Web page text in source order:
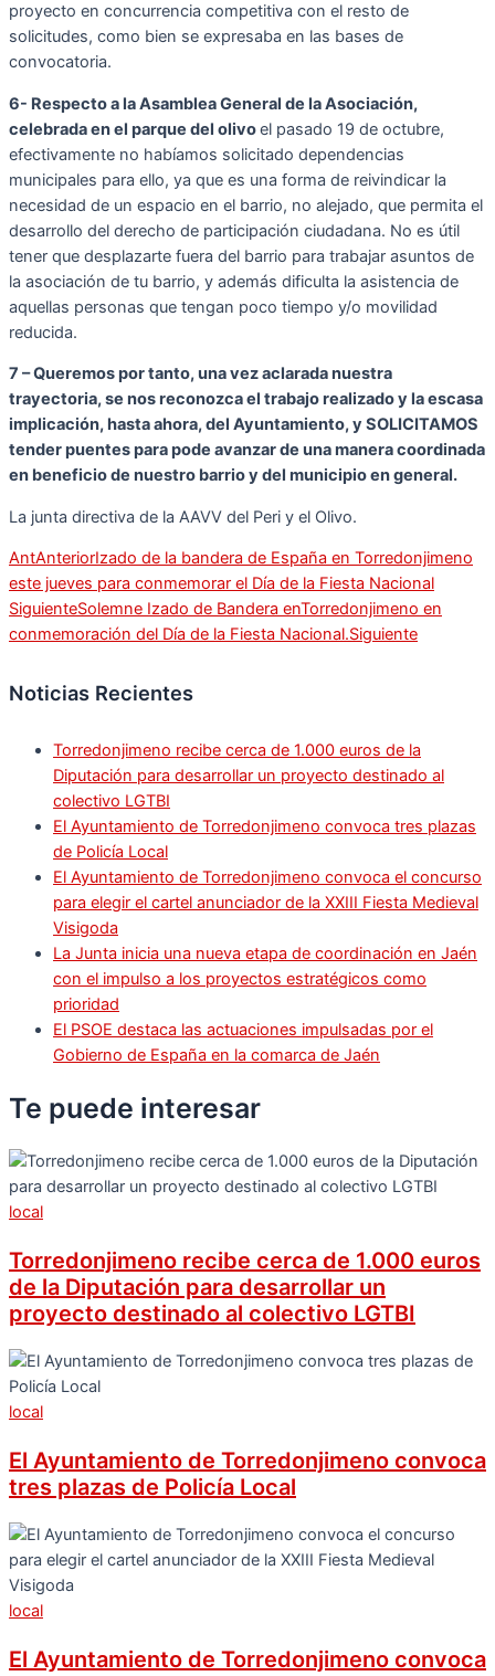
proyecto en concurrencia competitiva con el resto de
solicitudes, como bien se expresaba en las bases de
convocatoria.
6- Respecto a la Asamblea General de la Asociación,
celebrada en el parque del olivoel pasado 19 de octubre,
efectivamente no habíamos solicitado dependencias
municipales para ello, ya que es una forma de reivindicar la
necesidad de un espacio en el barrio, no alejado, que permita el
desarrollo del derecho de participación ciudadana. No es útil
tener que desplazarte fuera del barrio para trabajar asuntos de
la asociación de tu barrio, y además dificulta la asistencia de
aquellas personas que tengan poco tiempo y/o movilidad
reducida.
7 – Queremos por tanto, una vez aclarada nuestra
trayectoria, se nos reconozca el trabajo realizado y la escasa
implicación, hasta ahora, del Ayuntamiento, y SOLICITAMOS
tender puentes para pode avanzar de una manera coordinada
en beneficio de nuestro barrio y del municipio en general.
La junta directiva de la AAVV del Peri y el Olivo.
AntAnteriorIzado de la bandera de España en Torredonjimeno
este jueves para conmemorar el Día de la Fiesta Nacional
SiguienteSolemne Izado de Bandera enTorredonjimeno en
conmemoración del Día de la Fiesta Nacional.Siguiente
Noticias Recientes
Torredonjimeno recibe cerca de 1.000 euros de la
Diputación para desarrollar un proyecto destinado al
colectivo LGTBI
El Ayuntamiento de Torredonjimeno convoca tres plazas
de Policía Local
El Ayuntamiento de Torredonjimeno convoca el concurso
para elegir el cartel anunciador de la XXIII Fiesta Medieval
Visigoda
La Junta inicia una nueva etapa de coordinación en Jaén
con el impulso a los proyectos estratégicos como
prioridad
El PSOE destaca las actuaciones impulsadas por el
Gobierno de España en la comarca de Jaén
Te puede interesar
local
Torredonjimeno recibe cerca de 1.000 euros
de la Diputación para desarrollar un
proyecto destinado al colectivo LGTBI
local
El Ayuntamiento de Torredonjimeno convoca
tres plazas de Policía Local
local
El Ayuntamiento de Torredonjimeno convoca